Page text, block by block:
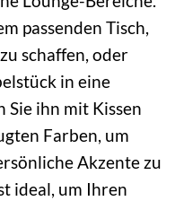
passenden Tisch,
schaffen, oder
in eine
Sie ihn mit Kissen
Farben, um
Akzente zu
ideal, um Ihren